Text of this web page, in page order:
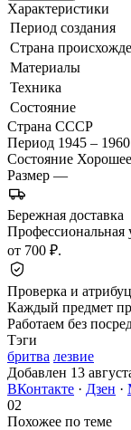
Характеристики
Период создания
Страна
Материалы
Техника
Состояние
Страна СССР
Период 1945 – 1960
Состояние Хорошее
Размер —
Бережная доставка
Профессиональная
от 700 ₽.
Проверка и
Каждый предмет
Работаем без
Тэги
бритва лезвие
Добавлен 13
ВКонтакте · Дзен ·
02
Похожее по теме